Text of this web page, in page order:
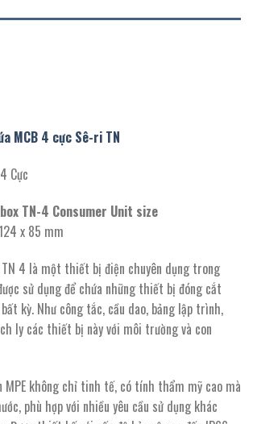
MCB 4 cực Sê-ri TN
Cực
TN-4 Consumer Unit size
x 85 mm
TN 4 là một thiết bị điện chuyên dụng trong
sử dụng để chứa những thiết bị đóng cắt
kỳ. Như công tắc, cầu dao, bảng lập trình,
ly các thiết bị này với môi trường và con
MPE không chỉ tinh tế, có tính thẩm mỹ cao mà
phù hợp với nhiều yêu cầu sử dụng khác